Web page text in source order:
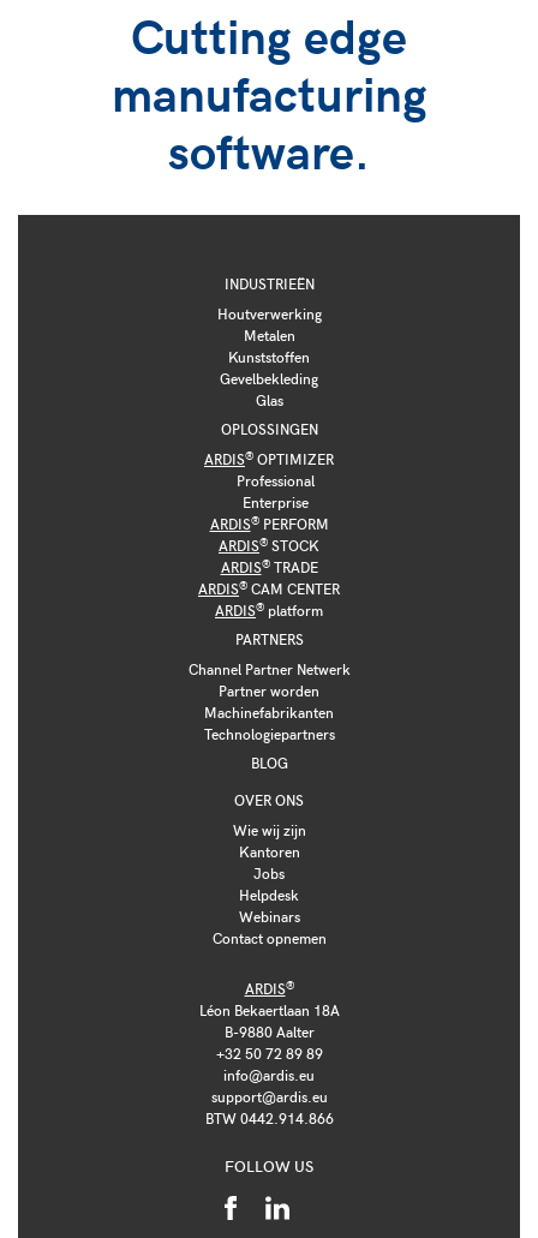
Cutting edge
manufacturing
software.
INDUSTRIEËN
Houtverwerking
Metalen
Kunststoffen
Gevelbekleding
Glas
OPLOSSINGEN
ARDIS® OPTIMIZER
Professional
Enterprise
ARDIS®PERFORM
ARDIS® STOCK
ARDIS®TRADE
ARDIS® CAM CENTER
ARDIS® platform
PARTNERS
Channel Partner Netwerk
Partner worden
Machinefabrikanten
Technologiepartners
BLOG
OVER ONS
Wie wij zijn
Kantoren
Jobs
Helpdesk
Webinars
Contact opnemen
ARDIS®
Léon Bekaertlaan 18A
B-9880 Aalter
+32 50 72 89 89
info@ardis.eu
support@ardis.eu
BTW 0442.914.866
FOLLOW US